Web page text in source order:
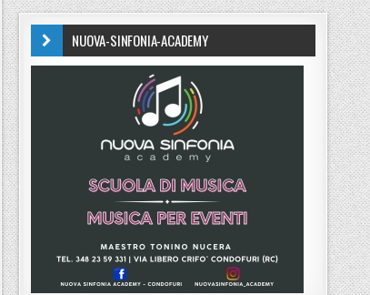
NUOVA-SINFONIA-ACADEMY